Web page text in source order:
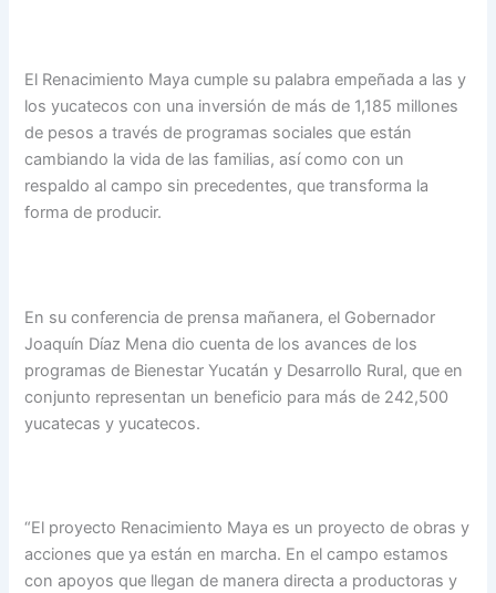
El Renacimiento Maya cumple su palabra empeñada a las y
los yucatecos con una inversión de más de 1,185 millones
de pesos a través de programas sociales que están
cambiando la vida de las familias, así como con un
respaldo al campo sin precedentes, que transforma la
forma de producir.
En su conferencia de prensa mañanera, el Gobernador
Joaquín Díaz Mena dio cuenta de los avances de los
programas de Bienestar Yucatán y Desarrollo Rural, que en
conjunto representan un beneficio para más de 242,500
yucatecas y yucatecos.
“El proyecto Renacimiento Maya es un proyecto de obras y
acciones que ya están en marcha. En el campo estamos
con apoyos que llegan de manera directa a productoras y